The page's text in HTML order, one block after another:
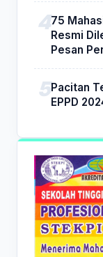
75
Resmi
Pesan
Pacitan
EPPD